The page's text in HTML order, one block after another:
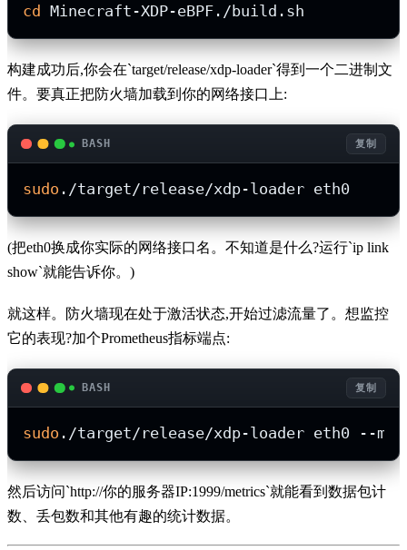
cd
构建成功后,你会在`target/release/xdp-loader`得到一个二进制文
件。要真正把防火墙加载到你的网络接口上:
BASH 复制
sudo
(把eth0换成你实际的网络接口名。不知道是什么?运行`ip link
show`就能告诉你。)
就这样。防火墙现在处于激活状态,开始过滤流量了。想监控
它的表现?加个Prometheus指标端点:
BASH 复制
sudo
然后访问`http://你的服务器IP:1999/metrics`就能看到数据包计
数、丢包数和其他有趣的统计数据。